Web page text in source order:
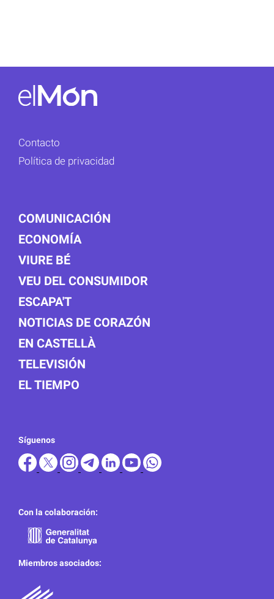
Contacto
Política de privacidad
COMUNICACIÓN
ECONOMÍA
VIURE BÉ
VEU DEL CONSUMIDOR
ESCAPA'T
NOTICIAS DE CORAZÓN
EN CASTELLÀ
TELEVISIÓN
EL TIEMPO
Síguenos
Con la colaboración:
Miembros asociados: